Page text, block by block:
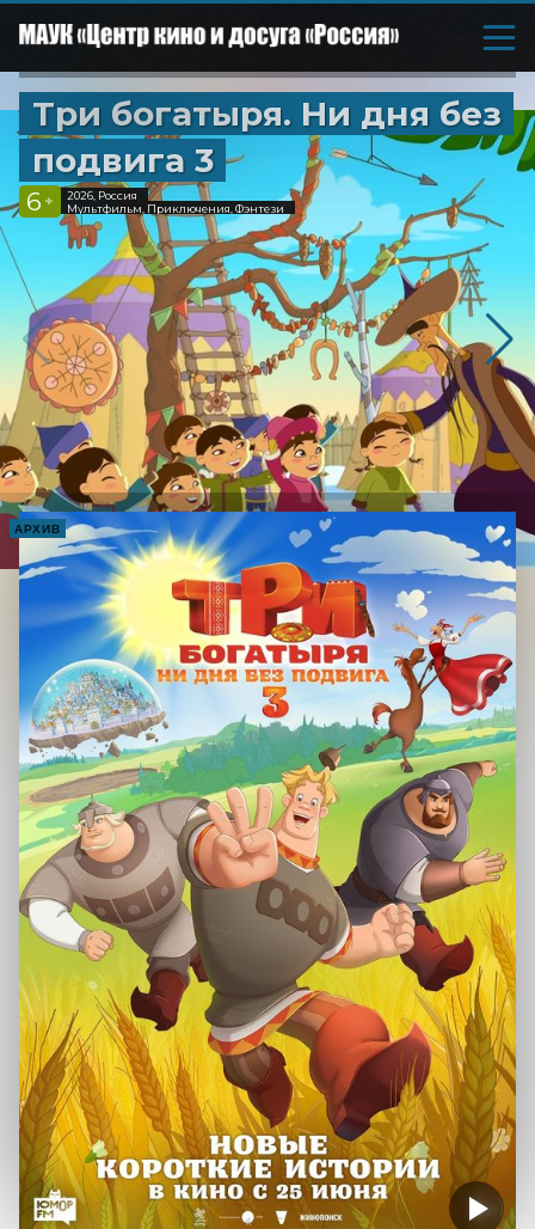
Три богатыря. Ни дня без
подвига 3
6 +
2026, Россия
Мультфильм, Приключения, Фэнтези
АРХИВ